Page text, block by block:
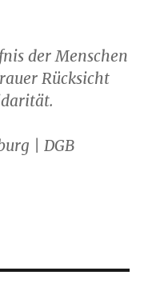
der Menschen
Rücksicht
| DGB